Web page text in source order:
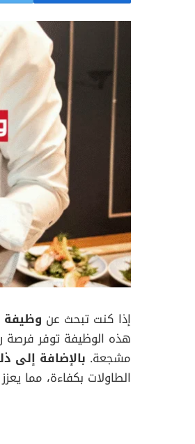
إذا كنت تبحث عن وظيفة
هذه الوظيفة توفر فرصة
مشجعة. بالإضافة إلى
الطاولات بكفاءة، مما